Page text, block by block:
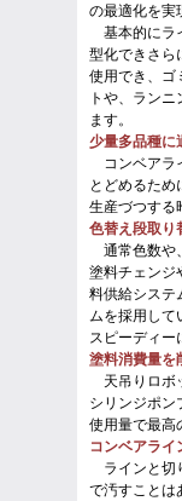
の最適化を実
基本的にラ
型化できさら
使用でき、ゴ
トや、ラン
ます。
少量多品種に
コンベアラ
とどめるた
生産づつする
色替え段取り
通常色数や
塗料チェンジ
料供給システ
ムを採用して
スピーディー
塗料消費量を
天吊りロボ
シリンジポン
使用量で最高
コンベアライ
ラインと切
で汚すことは